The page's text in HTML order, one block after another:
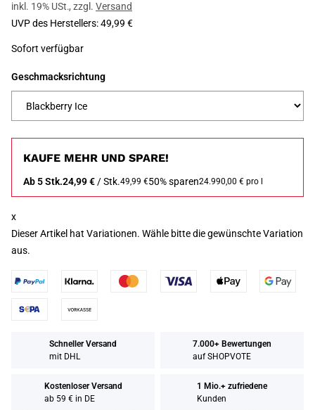
inkl. 19% USt., zzgl. Versand
UVP des Herstellers:49,99 €
Sofort verfügbar
Geschmacksrichtung
KAUFE MEHR UND SPARE!
Ab 5 Stk.24,99 € / Stk.49,99 €50% sparen24.990,00 € pro l
x
Dieser Artikel hat Variationen. Wähle bitte die gewünschte Variation
aus.
Schneller Versand
mit DHL
7.000+ Bewertungen
auf SHOPVOTE
Kostenloser Versand
ab 59 € in DE
1 Mio.+ zufriedene
Kunden